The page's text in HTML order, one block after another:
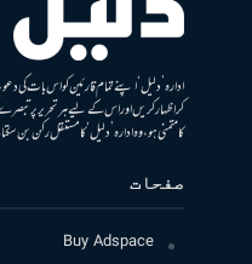
ادارہ ’دلیل‘ اپنے تمام قارئین کو اس بات کی
کر اظہار کریں اور اس کے لیے ہر تحریر پر
کا متمنی ہو، وہ ادارہ ’دلیل‘ کا مستقل رکن بن
صفحات
Buy Adspace